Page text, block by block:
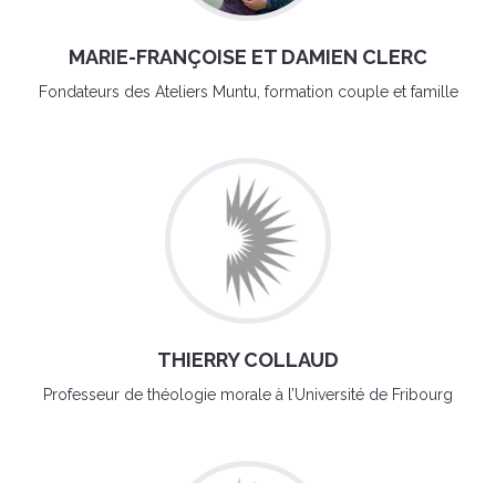
MARIE-FRANÇOISE ET DAMIEN CLERC
Fondateurs des Ateliers Muntu, formation couple et famille
THIERRY COLLAUD
Professeur de théologie morale à l’Université de Fribourg